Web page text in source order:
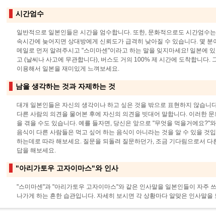
시간엄수
일반적으로 일본인들은 시간을 엄수합니다. 또한, 문화적으로도 시간엄수
속시간에 늦어지면 상대방에게 신뢰도가 급격히 낮아질 수 있습니다. 몇 분
메일로 먼저 알려주시고 "스미마센"이라고 하는 말을 잊지마세요! 일본에
고 (날씨나 사고에 무관합니다), 버스도 거의 100% 제 시간에 도착합니다.
이용해서 일본을 재미있게 느껴보세요.
남을 생각하는 것과 자제하는 것
대개 일본인들은 자신의 생각이나 하고 싶은 것을 밖으로 표현하지 않습니
다른 사람의 의견을 물어본 후에 자신의 의견을 빗대어 말합니다. 이러한
을 겪을 수도 있습니다. 예를 들자면, 당신은 앞으로 "무엇을 먹을거에요?"
음식이 다른 사람들은 먹고 싶어 하는 음식이 아니라는 것을 알 수 있을 것
하는데로 따라 해보세요. 질문을 되돌려 질문하던가, 조금 기다림으로서 다
답을 해보세요.
"아리가토우 고자이마스"와 인사
"스미마센"과 "아리가토우 고자이마스"와 같은 인사말을 일본인들이 자주
나가게 하는 흔한 습관입니다. 자세히 보시면 각 상황마다 알맞은 인사말을